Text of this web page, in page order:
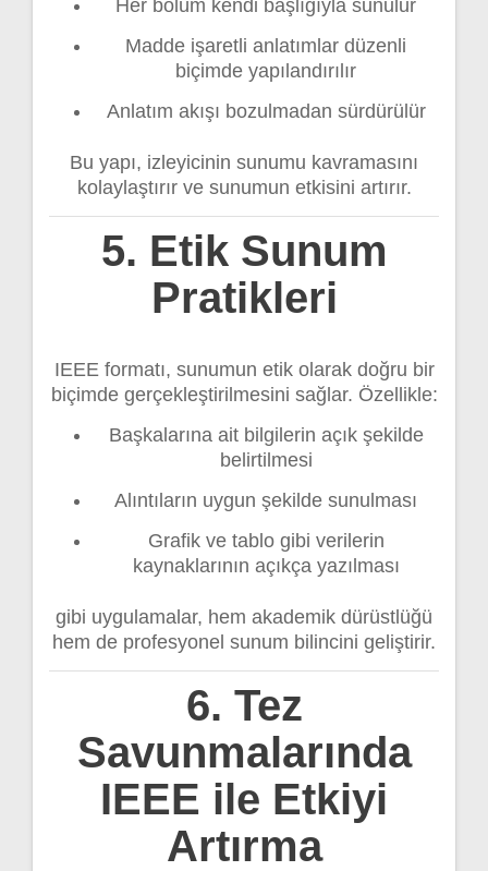
Her bölüm kendi başlığıyla sunulur
Madde işaretli anlatımlar düzenli
biçimde yapılandırılır
Anlatım akışı bozulmadan sürdürülür
Bu yapı, izleyicinin sunumu kavramasını
kolaylaştırır ve sunumun etkisini artırır.
5. Etik Sunum
Pratikleri
IEEE formatı, sunumun etik olarak doğru bir
biçimde gerçekleştirilmesini sağlar. Özellikle:
Başkalarına ait bilgilerin açık şekilde
belirtilmesi
Alıntıların uygun şekilde sunulması
Grafik ve tablo gibi verilerin
kaynaklarının açıkça yazılması
gibi uygulamalar, hem akademik dürüstlüğü
hem de profesyonel sunum bilincini geliştirir.
6. Tez
Savunmalarında
IEEE ile Etkiyi
Artırma